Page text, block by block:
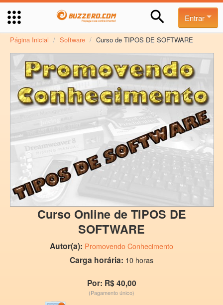
Entrar
Página Inicial / Software / Curso de TIPOS DE SOFTWARE
Curso Online de TIPOS DE
SOFTWARE
Autor(a): Promovendo Conhecimento
Carga horária: 10 horas
Por: R$ 40,00
(Pagamento único)